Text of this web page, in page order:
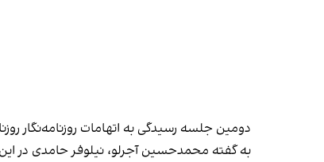
دومین جلسه رسیدگی به اتهامات روزنامه‌نگار
به گفته محمدحسین آجرلو، نیلوفر حامدی در